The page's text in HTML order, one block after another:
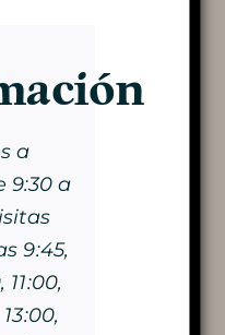
la
France Bleu Gard
a
9:30 a
9:45,
11:00,
13:00,